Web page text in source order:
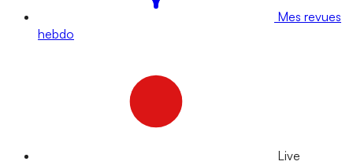
Mes revues
hebdo
Live